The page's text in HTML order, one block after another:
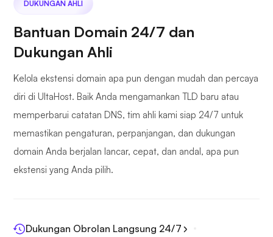
DUKUNGAN AHLI
Bantuan Domain 24/7 dan
Dukungan Ahli
Kelola ekstensi domain apa pun dengan mudah dan percaya
diri di UltaHost. Baik Anda mengamankan TLD baru atau
memperbarui catatan DNS, tim ahli kami siap 24/7 untuk
memastikan pengaturan, perpanjangan, dan dukungan
domain Anda berjalan lancar, cepat, dan andal, apa pun
ekstensi yang Anda pilih.
Dukungan Obrolan Langsung 24/7